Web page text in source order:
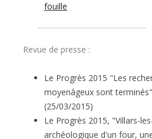
fouille
Revue de presse :
Le Progrès 2015 "Les
moyenâgeux sont
(25/03/2015)
Le Progrès 2015, "Villars-
archéologique d'un four,